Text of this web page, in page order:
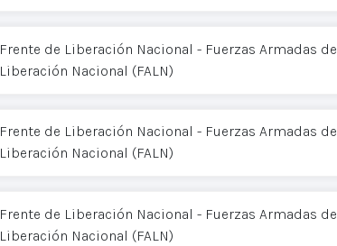
Frente de Liberación Nacional - Fuerzas Armadas de
Liberación Nacional (FALN)
Frente de Liberación Nacional - Fuerzas Armadas de
Liberación Nacional (FALN)
Frente de Liberación Nacional - Fuerzas Armadas de
Liberación Nacional (FALN)